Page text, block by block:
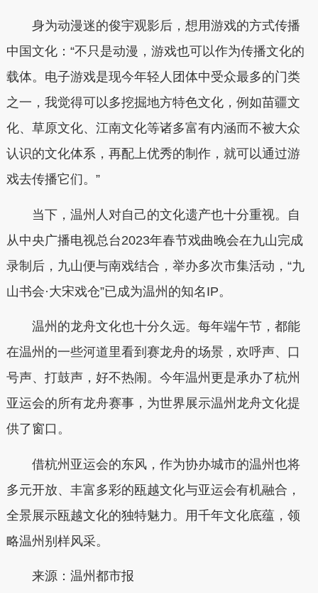
身为动漫迷的俊宇观影后，想用游戏的方式传播
中国文化：“不只是动漫，游戏也可以作为传播文化的
载体。电子游戏是现今年轻人团体中受众最多的门类
之一，我觉得可以多挖掘地方特色文化，例如苗疆文
化、草原文化、江南文化等诸多富有内涵而不被大众
认识的文化体系，再配上优秀的制作，就可以通过游
戏去传播它们。”
当下，温州人对自己的文化遗产也十分重视。自
从中央广播电视总台2023年春节戏曲晚会在九山完成
录制后，九山便与南戏结合，举办多次市集活动，“九
山书会·大宋戏仓”已成为温州的知名IP。
温州的龙舟文化也十分久远。每年端午节，都能
在温州的一些河道里看到赛龙舟的场景，欢呼声、口
号声、打鼓声，好不热闹。今年温州更是承办了杭州
亚运会的所有龙舟赛事，为世界展示温州龙舟文化提
供了窗口。
借杭州亚运会的东风，作为协办城市的温州也将
多元开放、丰富多彩的瓯越文化与亚运会有机融合，
全景展示瓯越文化的独特魅力。用千年文化底蕴，领
略温州别样风采。
来源：温州都市报